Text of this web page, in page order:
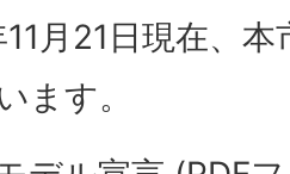
月21日現在、
ます。